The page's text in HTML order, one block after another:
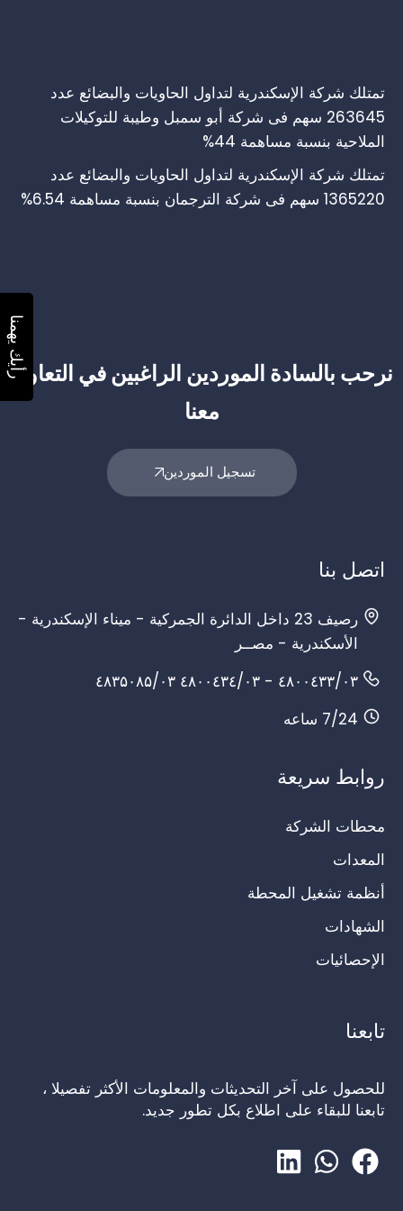
تمتلك شركة الإسكندرية لتداول الحاويات والبضائع عدد
263645 سهم فى شركة أبو سمبل وطيبة للتوكيلات
الملاحية بنسبة مساهمة 44%
تمتلك شركة الإسكندرية لتداول الحاويات والبضائع عدد
1365220 سهم فى شركة الترجمان بنسبة مساهمة 6.54%
نرحب بالسادة الموردين الراغبين في التعاون
معنا
تسجيل الموردين
اتصل بنا
رصيف 23 داخل الدائرة الجمركية - ميناء الإسكندرية -
الأسكندرية - مصــر
۰۳/٤۸۰۰٤۳۳ - ۰۳/٤۸۰۰٤۳٤ ۰۳/٤۸۳۵۰۸۵
7/24 ساعه
روابط سريعة
محطات الشركة
المعدات
أنظمة تشغيل المحطة
الشهادات
الإحصائيات
تابعنا
للحصول على آخر التحديثات والمعلومات الأكثر تفصيلا ،
تابعنا للبقاء على اطلاع بكل تطور جديد.
رأيك يهمنا